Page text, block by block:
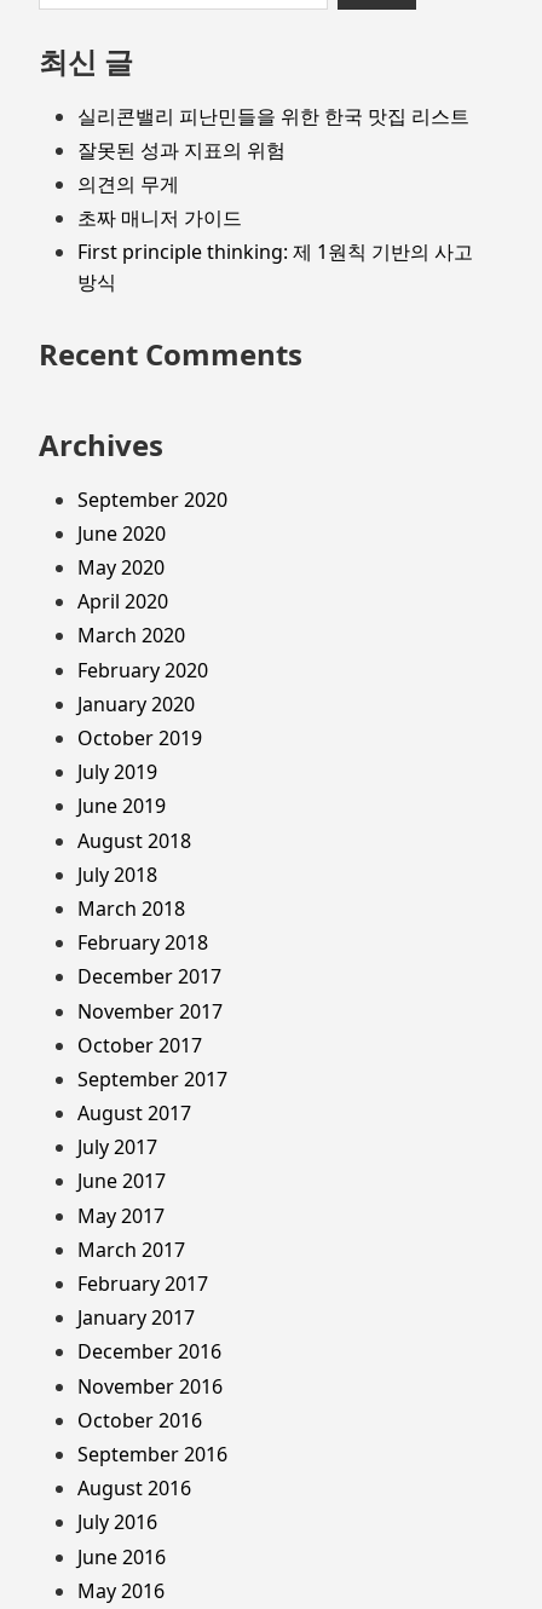
for:
최신 글
실리콘밸리 피난민들을 위한 한국 맛집 리스트
잘못된 성과 지표의 위험
의견의 무게
초짜 매니저 가이드
First principle thinking: 제 1원칙 기반의 사고
방식
Recent Comments
Archives
September 2020
June 2020
May 2020
April 2020
March 2020
February 2020
January 2020
October 2019
July 2019
June 2019
August 2018
July 2018
March 2018
February 2018
December 2017
November 2017
October 2017
September 2017
August 2017
July 2017
June 2017
May 2017
March 2017
February 2017
January 2017
December 2016
November 2016
October 2016
September 2016
August 2016
July 2016
June 2016
May 2016